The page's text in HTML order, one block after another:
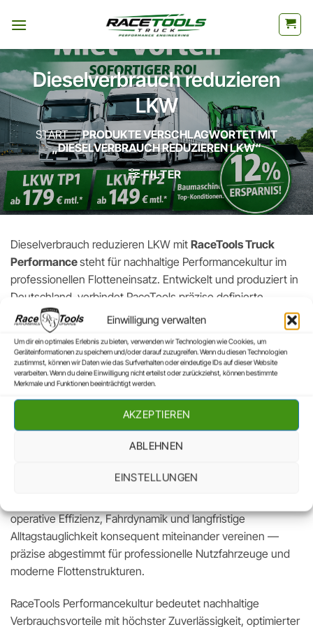
Einwilligung verwalten
Um dir ein optimales Erlebnis zu bieten, verwenden wir Technologien wie Cookies, um
Geräteinformationen zu speichern und/oder darauf zuzugreifen. Wenn du diesen Technologien
zustimmst, können wir Daten wie das Surfverhalten oder eindeutige IDs auf dieser Website
verarbeiten. Wenn du deine Einwilligung nicht erteilst oder zurückziehst, können bestimmte
Merkmale und Funktionen beeinträchtigt werden.
AKZEPTIEREN
ABLEHNEN
EINSTELLUNGEN
Inhalt
Dieselverbrauch reduzieren
LKW
START / PRODUKTE VERSCHLAGWORTET MIT
„DIESELVERBRAUCH REDUZIEREN LKW“
FILTER
Dieselverbrauch reduzieren LKW mit RaceTools Truck
Performancesteht für nachhaltige Performancekultur im
professionellen Flotteneinsatz. Entwickelt und produziert in
Deutschland, verbindet RaceTools präzise definierte
Einsparungewn mit maximaler
Zuverlässigkeit, wirtschaftlicher Effizienz und weltweitem
Einrichtungsservice direkt im laufenden Betrieb.
Wir bei RaceTools sind überzeugt davon, dass moderne
Truck Performance heute intelligente Motorcharakteristik,
reduzierte Verbrauchswerte und eine spürbar effizientere
Leistungsentfaltung im täglichen Transporteinsatz leisten
Genau dort entsteht die Verbindung aus Fahrer, Fahrzeug
operative Effizienz, Fahrdynamik und langfristige
Alltagstauglichkeit konsequent miteinander vereinen —
präzise abgestimmt für professionelle Nutzfahrzeuge und
moderne Flottenstrukturen.
RaceTools Performancekultur bedeutet nachhaltige
Verbrauchsvorteile mit höchster Zuverlässigkeit, optimierter